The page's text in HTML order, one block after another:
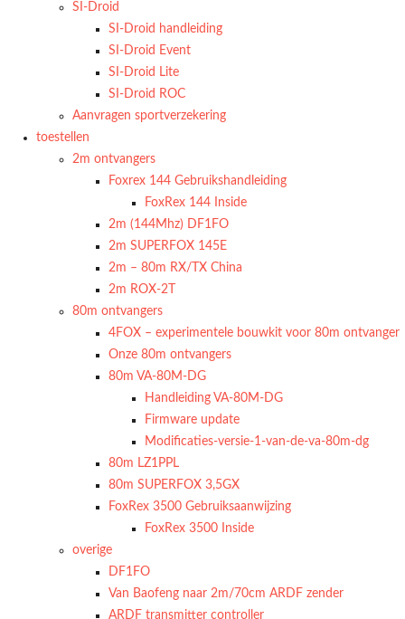
SI-Droid
SI-Droid handleiding
SI-Droid Event
SI-Droid Lite
SI-Droid ROC
Aanvragen sportverzekering
toestellen
2m ontvangers
Foxrex 144 Gebruikshandleiding
FoxRex 144 Inside
2m (144Mhz) DF1FO
2m SUPERFOX 145E
2m – 80m RX/TX China
2m ROX-2T
80m ontvangers
4FOX – experimentele bouwkit voor 80m ontvanger
Onze 80m ontvangers
80m VA-80M-DG
Handleiding VA-80M-DG
Firmware update
Modificaties-versie-1-van-de-va-80m-dg
80m LZ1PPL
80m SUPERFOX 3,5GX
FoxRex 3500 Gebruiksaanwijzing
FoxRex 3500 Inside
overige
DF1FO
Van Baofeng naar 2m/70cm ARDF zender
ARDF transmitter controller